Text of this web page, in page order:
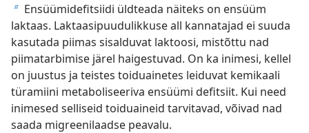
b Ensüümidefitsiidi üldteada näiteks on ensüüm
laktaas. Laktaasipuudulikkuse all kannatajad ei suuda
kasutada piimas sisalduvat laktoosi, mistõttu nad
piimatarbimise järel haigestuvad. On ka inimesi, kellel
on juustus ja teistes toiduainetes leiduvat kemikaali
türamiini metaboliseeriva ensüümi defitsiit. Kui need
inimesed selliseid toiduaineid tarvitavad, võivad nad
saada migreenilaadse peavalu.